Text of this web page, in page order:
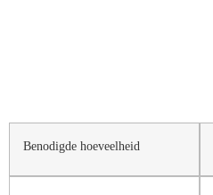
Benodigde hoeveelheid